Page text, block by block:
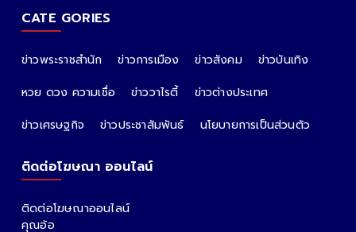
CATE GORIES
ข่าวพระราชสำนัก ข่าวการเมือง ข่าวสังคม
ข่าวบันเทิง
หวย ดวง ความเชื่อ
ข่าววาไรตี้
ข่าวต่างประเทศ
ข่าวเศรษฐกิจ
ข่าวประชาสัมพันธ์ นโยบายการเป็นส่วนตัว
ติดต่อโฆษณา ออนไลน์
ติดต่อโฆษณาออนไลน์
คุณอ้อ